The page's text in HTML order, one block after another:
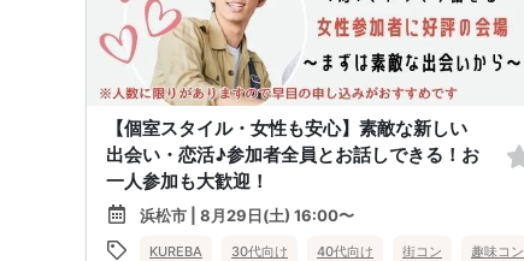
【個室スタイル・女性も安心】素敵な新しい
出会い・恋活♪参加者全員とお話しできる！お
一人参加も大歓迎！
浜松市 | 8月29日(土) 16:00〜
KUREBA 30代向け 40代向け 街コン 趣味コン